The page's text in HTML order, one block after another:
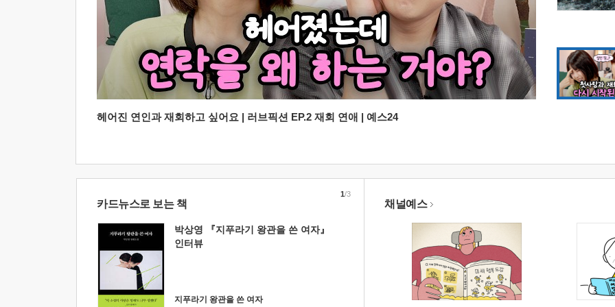
헤어진 연인과 재회하고 싶어요 | 러브픽션 EP.2 재회 연애 | 예스24
카드뉴스로 보는 책
박상영 『지푸라기 왕관을 쓴 여자』
인터뷰
지푸라기 왕관을 쓴 여자
1/3
채널예스